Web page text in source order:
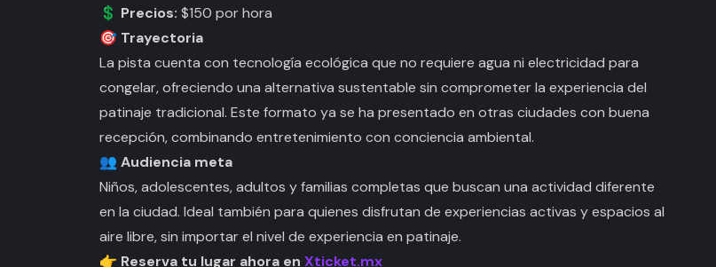
💲 Precios: $150 por hora
🎯 Trayectoria
La pista cuenta con tecnología ecológica que no requiere agua ni electricidad para
congelar, ofreciendo una alternativa sustentable sin comprometer la experiencia del
patinaje tradicional. Este formato ya se ha presentado en otras ciudades con buena
recepción, combinando entretenimiento con conciencia ambiental.
👥 Audiencia meta
Niños, adolescentes, adultos y familias completas que buscan una actividad diferente
en la ciudad. Ideal también para quienes disfrutan de experiencias activas y espacios al
aire libre, sin importar el nivel de experiencia en patinaje.
👉 Reserva tu lugar ahora en Xticket.mx